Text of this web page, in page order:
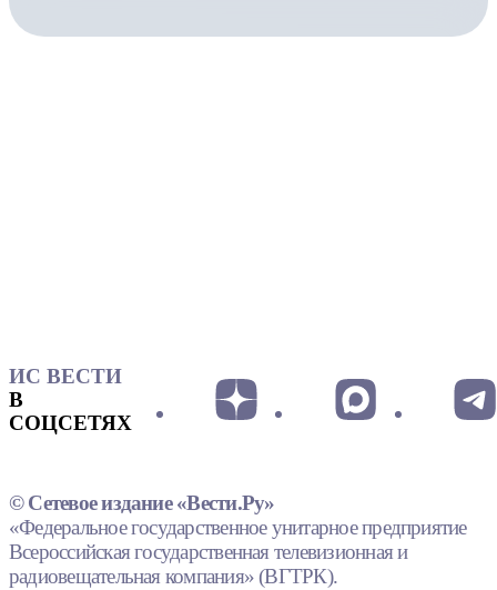
ИС ВЕСТИ
В
СОЦСЕТЯХ
© Сетевое издание «Вести.Ру»
«Федеральное государственное унитарное предприятие
Всероссийская государственная телевизионная и
радиовещательная компания» (ВГТРК).